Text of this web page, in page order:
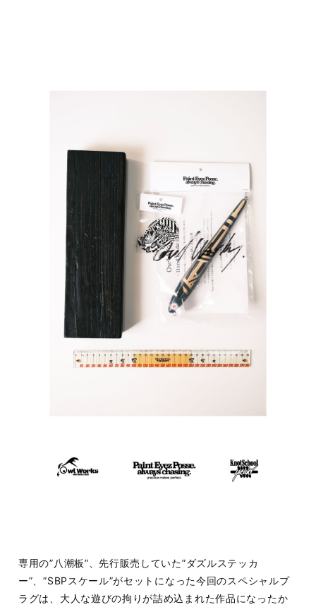
専用の”八潮板”、先行販売していた”ダズルステッカ
ー”、”SBPスケール”がセットになった今回のスペシャルプ
ラグは、大人な遊びの拘りが詰め込まれた作品になったか